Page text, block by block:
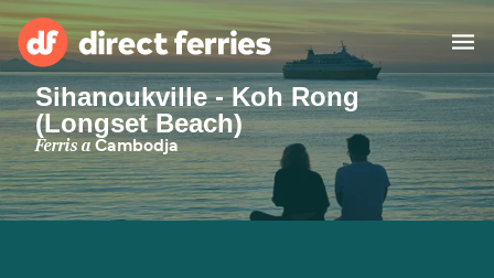
Països
Bitllets de Ferry
Sihanoukville - Koh Rong
(Longset Beach)
Ferris a Cambodja